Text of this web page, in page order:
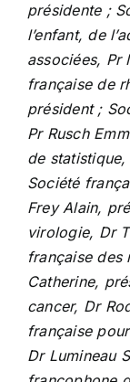
présidente ;
l’enfant, de
associées, Pr
française de
président ;
Pr Rusch
de
Société
Frey Alain,
virologie, Dr
française des
Catherine,
cancer, Dr
française
Dr Lumineau